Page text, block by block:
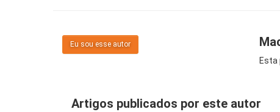
Eu sou esse autor
Esta
Artigos publicados por este autor